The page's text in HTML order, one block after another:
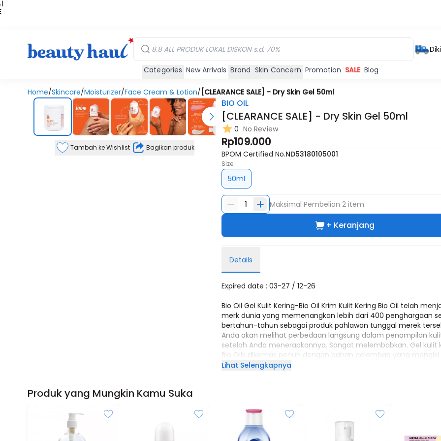
|
Categories New Arrivals Brand Skin Concern Promotion SALE Blog
Home/Skincare/Moisturizer/Face Cream & Lotion/ [CLEARANCE SALE] - Dry Skin Gel 50ml
Tambah ke Wishlist Bagikan produk
BIO OIL
[CLEARANCE SALE] - Dry Skin Gel 50ml
0 No Review
Rp109.000
BPOM Certified No.ND53180105001
Size:
50ml
1 Maksimal Pembelian2 item
+ Keranjang
Details
Expired date : 03-27 / 12-26
Bio Oil Gel Kulit Kering-Bio Oil Krim Kulit Kering Bio Oil telah
merk dunia yang memenangkan lebih dari 400 penghargaan
bertahun-tahun sebagai produk pahlawan tunggal merek
Anda akan melihat perbedaan langsung dalam penampilan
setelah Anda menerapkannya. Sangat melembabkan. Gel kulit
Bio Oils dikemas penuh dengan bahan pelembab yang mengisi
kembali penghalang kulit yang membuat Anda memiliki sinar
mengejutkan jika melihat deretan kandungan pada
Oil Dry Skin Gel ini dipenuhi dengan bahan yang melembapkan.
ini menggunakan mineral oil sebagai base-nya yang berfungsi
Lihat Selengkapnya
Produk yang Mungkin Kamu Suka